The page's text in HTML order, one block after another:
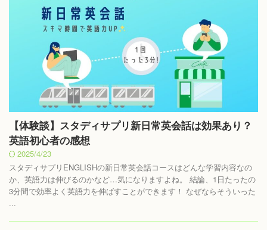
【体験談】スタディサプリ新日常英会話は効果あり？
英語初心者の感想
2025/4/23
スタディサプリENGLISHの新日常英会話コースはどんな学習内容なの
か、英語力は伸びるのかなど…気になりますよね。 結論、1日たったの
3分間で効率よく英語力を伸ばすことができます！ なぜならそういった
...